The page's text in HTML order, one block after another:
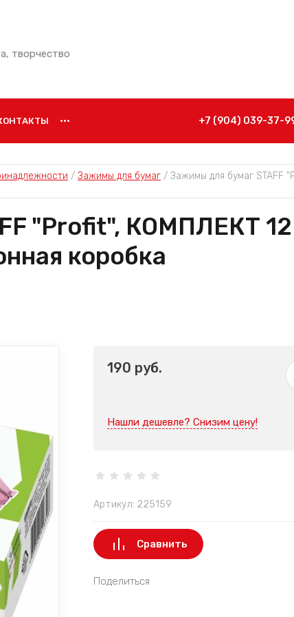
творчество
••• +7 (904) 039-37-
/ Зажимы для бумаг / Зажимы для бумаг STAFF
"Profit", КОМПЛЕКТ
коробка
190 руб.
Нашли дешевле? Снизим цену!
Артикул: 225159
Сравнить
Поделиться